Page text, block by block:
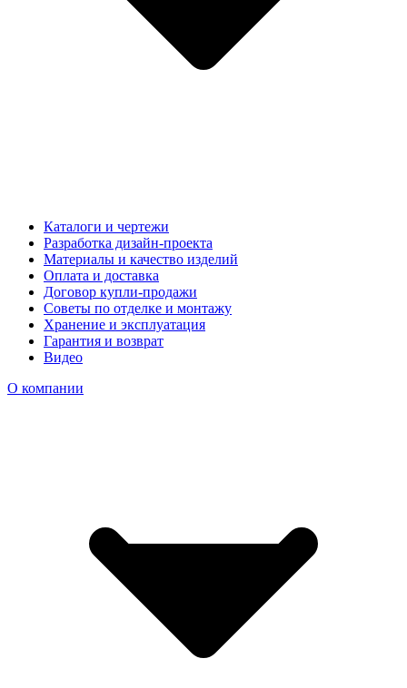
Каталоги и чертежи
Разработка дизайн-проекта
Материалы и качество изделий
Оплата и доставка
Договор купли-продажи
Советы по отделке и монтажу
Хранение и эксплуатация
Гарантия и возврат
Видео
О компании